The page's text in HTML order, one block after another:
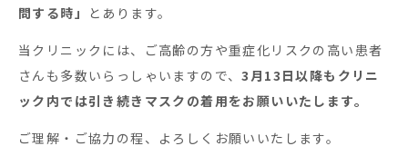
問する時」
とあります。
当クリニックには、ご高齢の方や重症化リスクの高い患者
さんも多数いらっしゃいますので、3月13日以降もクリニ
ック内では引き続きマスクの着用をお願いいたします。
ご理解・ご協力の程、よろしくお願いいたします。